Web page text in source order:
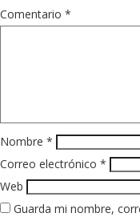
Comentario *
Nombre *
Correo electrónico *
Web
Guarda mi nombre,